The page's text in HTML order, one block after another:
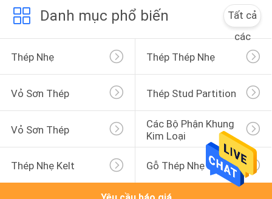
Danh mục phổ biến
Tất cả
các
Thép Nhẹ
Thép Thép Nhẹ
Vỏ Sơn Thép Thép Stud Partition
Vỏ Sơn Thép
Các Bộ Phận Khung
Kim Loại
Thép Nhẹ Kelt Gỗ Thép Nhẹ